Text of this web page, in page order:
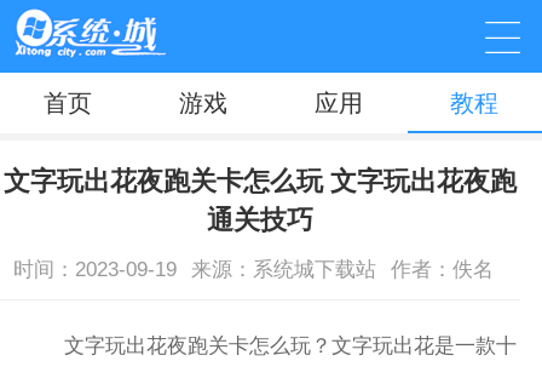
首页 游戏 应用 教程
文字玩出花夜跑关卡怎么玩 文字玩出花夜跑
通关技巧
时间：2023-09-19 来源：系统城下载站 作者：佚名
文字玩出花夜跑关卡怎么玩？文字玩出花是一款十